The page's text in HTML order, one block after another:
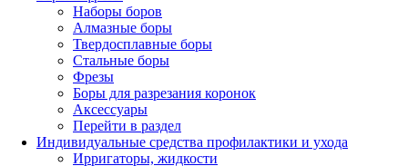
Наборы боров
Алмазные боры
Твердосплавные боры
Стальные боры
Фрезы
Боры для разрезания коронок
Аксессуары
Перейти в раздел
Индивидуальные средства профилактики и ухода
Ирригаторы, жидкости